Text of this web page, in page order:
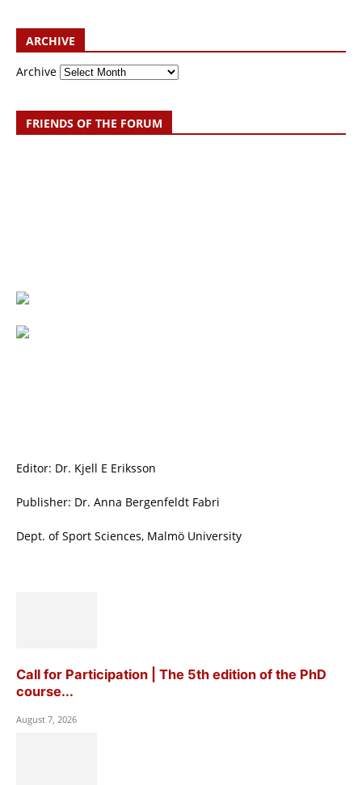
ARCHIVE
Archive
FRIENDS OF THE FORUM
Editor: Dr. Kjell E Eriksson
Publisher: Dr. Anna Bergenfeldt Fabri
Dept. of Sport Sciences, Malmö University
Call for Participation | The 5th edition of the PhD
course...
August 7, 2026